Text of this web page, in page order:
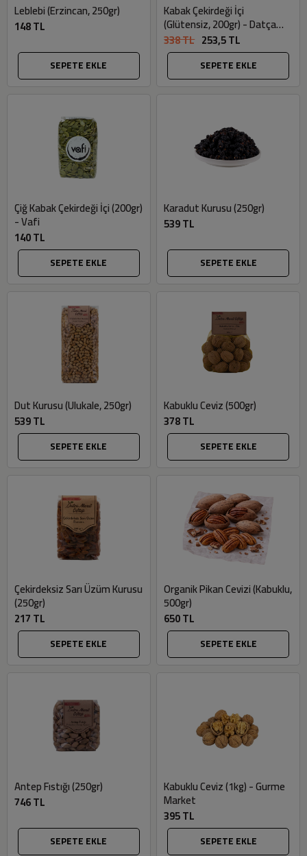
Leblebi (Erzincan, 250gr)
148 TL
SEPETE EKLE
Kabak Çekirdeği İçi
(Glütensiz, 200gr) - Datça
Murat Çiftliği
338 TL 253,5 TL
SEPETE EKLE
Çiğ Kabak Çekirdeği İçi (200gr)
- Vafi
140 TL
SEPETE EKLE
Karadut Kurusu (250gr)
539 TL
SEPETE EKLE
Dut Kurusu (Ulukale, 250gr)
539 TL
SEPETE EKLE
Kabuklu Ceviz (500gr)
378 TL
SEPETE EKLE
Çekirdeksiz Sarı Üzüm Kurusu
(250gr)
217 TL
SEPETE EKLE
Organik Pikan Cevizi (Kabuklu,
500gr)
650 TL
SEPETE EKLE
Antep Fıstığı (250gr)
746 TL
SEPETE EKLE
Kabuklu Ceviz (1kg) - Gurme
Market
395 TL
SEPETE EKLE